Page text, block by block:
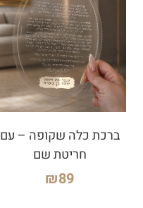
ברכת כלה שקופה – עם
חריטת שם
₪89